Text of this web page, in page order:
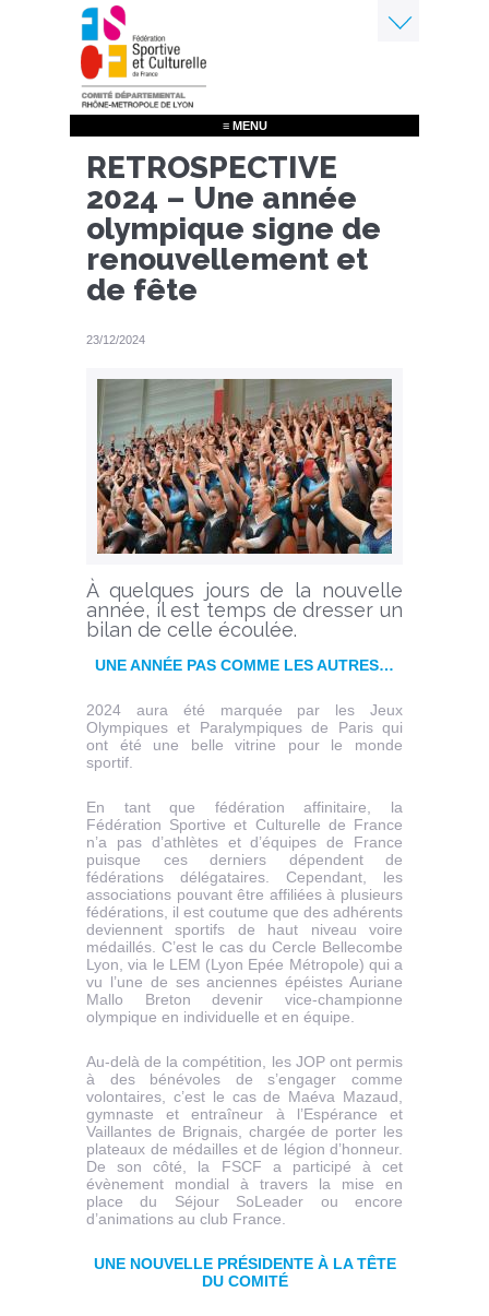
Aller
au
contenu
principal
≡ MENU
RETROSPECTIVE
2024 – Une année
olympique signe de
renouvellement et
de fête
23/12/2024
À quelques jours de la nouvelle
année, il est temps de dresser un
bilan de celle écoulée.
UNE ANNÉE PAS COMME LES AUTRES…
2024 aura été marquée par les Jeux
Olympiques et Paralympiques de Paris qui
ont été une belle vitrine pour le monde
sportif.
En tant que fédération affinitaire, la
Fédération Sportive et Culturelle de France
n’a pas d’athlètes et d’équipes de France
puisque ces derniers dépendent de
fédérations délégataires. Cependant, les
associations pouvant être affiliées à plusieurs
fédérations, il est coutume que des adhérents
deviennent sportifs de haut niveau voire
médaillés. C’est le cas du Cercle Bellecombe
Lyon, via le LEM (Lyon Epée Métropole) qui a
vu l’une de ses anciennes épéistes Auriane
Mallo Breton devenir vice-championne
olympique en individuelle et en équipe.
Au-delà de la compétition, les JOP ont permis
à des bénévoles de s’engager comme
volontaires, c’est le cas de Maéva Mazaud,
gymnaste et entraîneur à l’Espérance et
Vaillantes de Brignais, chargée de porter les
plateaux de médailles et de légion d’honneur.
De son côté, la FSCF a participé à cet
évènement mondial à travers la mise en
place du Séjour SoLeader ou encore
d’animations au club France.
UNE NOUVELLE PRÉSIDENTE À LA TÊTE
DU COMITÉ